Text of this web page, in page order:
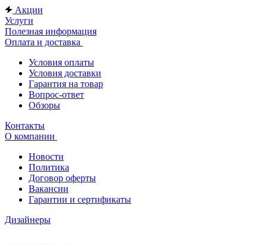
Акции
Услуги
Полезная информация
Оплата и доставка
Условия оплаты
Условия доставки
Гарантия на товар
Вопрос-ответ
Обзоры
Контакты
О компании
Новости
Политика
Договор оферты
Вакансии
Гарантии и сертификаты
Дизайнеры